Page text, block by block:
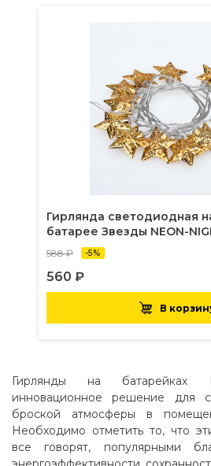
Гирлянда светодиодная
батарее Звезды NEON-
588 ₽ -5%
560 ₽
В
Гирлянды на
инновационное решение для
броской атмосферы в
Необходимо отметить то, что
все говорят, популярными